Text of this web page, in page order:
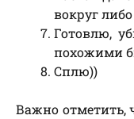
вокруг либо
Готовлю,
похожими
Сплю))
Важно отметить,